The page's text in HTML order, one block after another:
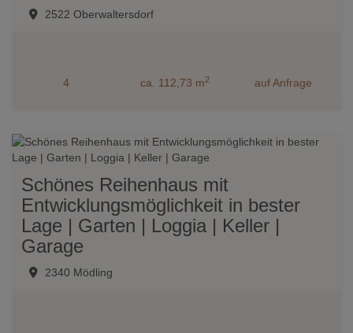
2522 Oberwaltersdorf
4 ca. 112,73 m2 auf Anfrage
Schönes Reihenhaus mit
Entwicklungsmöglichkeit in bester
Lage | Garten | Loggia | Keller |
Garage
2340 Mödling